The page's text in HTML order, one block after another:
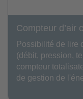
Compteur d’air
Possibilité de lire
(débit, pression,
compteur
de gestion de